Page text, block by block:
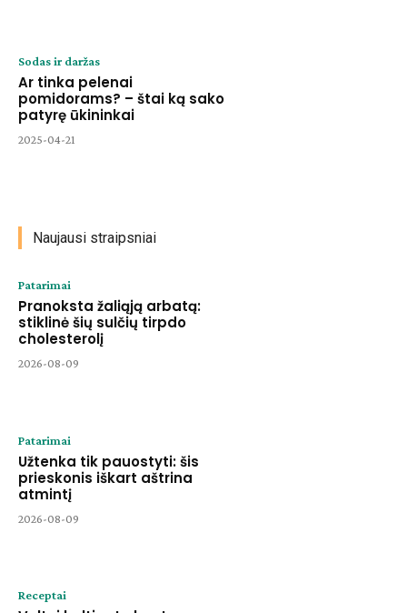
Sodas ir daržas
Ar tinka pelenai
pomidorams? – štai ką sako
patyrę ūkininkai
2025-04-21
Naujausi straipsniai
Patarimai
Pranoksta žaliąją arbatą:
stiklinė šių sulčių tirpdo
cholesterolį
2026-08-09
Patarimai
Užtenka tik pauostyti: šis
prieskonis iškart aštrina
atmintį
2026-08-09
Receptai